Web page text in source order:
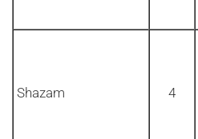
Shazam 4